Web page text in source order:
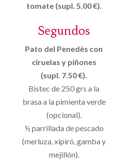
tomate (supl. 5.00 €).
Segundos
Pato del Penedès con
ciruelas y piñones
(supl. 7.50 €).
Bistec de 250 grs a la
brasa a la pimienta verde
(opcional).
½ parrillada de pescado
(merluza, xipiró, gamba y
mejillón).